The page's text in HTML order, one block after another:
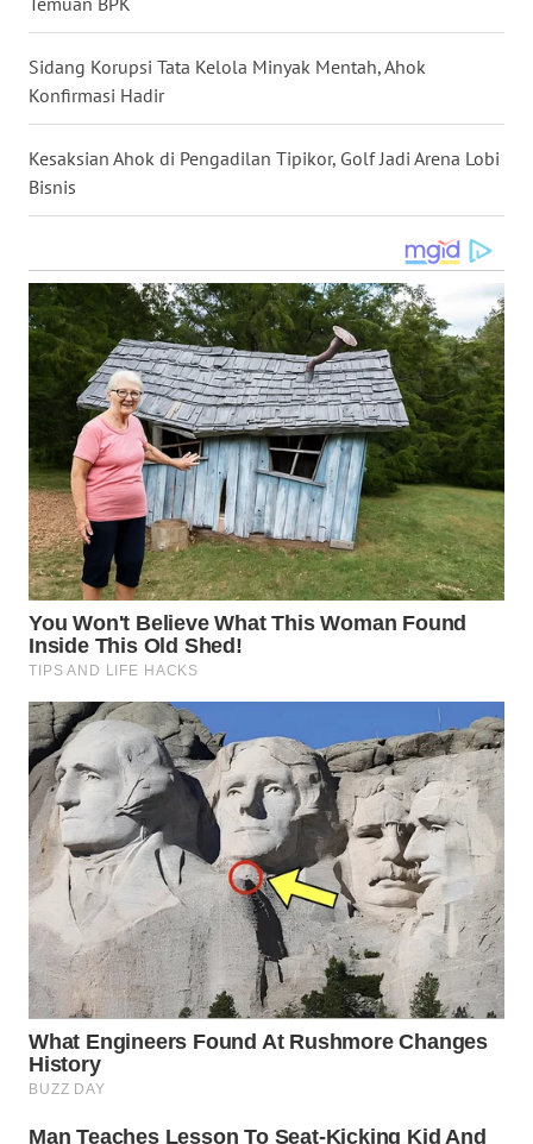
Sidang Korupsi Tata Kelola Minyak Mentah, Ahok
Konfirmasi Hadir
Kesaksian Ahok di Pengadilan Tipikor, Golf Jadi Arena Lobi
Bisnis
WN
WN
BALI
WN
KALBAR
WN
KALTENG
WN
KALTARA
WN
KALSEL
WN
KALTIM
WN
SULSEL
WN
GORONTALO
WN
SULUT
WN